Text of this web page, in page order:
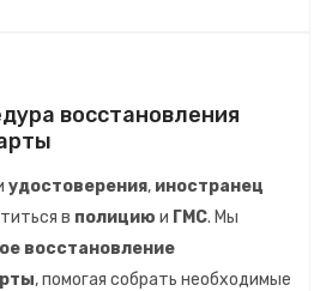
восстановления
удостоверения, иностранец
в полицию и ГМС. Мы
восстановление
, помогая собрать необходимые